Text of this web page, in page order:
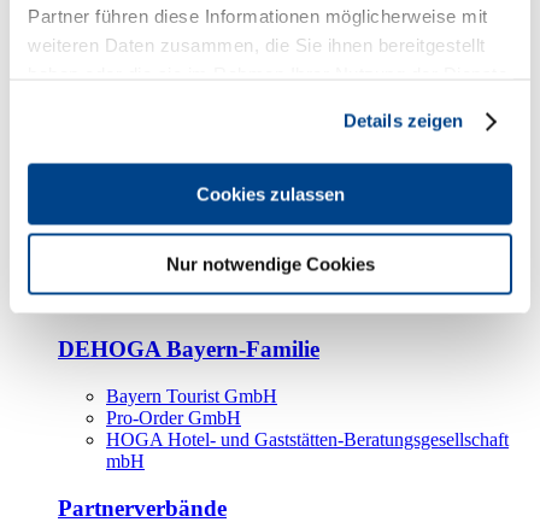
Partner führen diese Informationen möglicherweise mit
weiteren Daten zusammen, die Sie ihnen bereitgestellt
Details zeigen
Cookies zulassen
Nur notwendige Cookies
Kooperationspartner
Tourismusorganisationen
Bayern Tourismus Marketing GmbH
DEHOGA-Familie
Bundesverband
Fachverbände
DEHOGA Bayern-Familie
Bayern Tourist GmbH
Pro-Order GmbH
HOGA Hotel- und Gaststätten-Beratungsgesellschaft
mbH
Partnerverbände